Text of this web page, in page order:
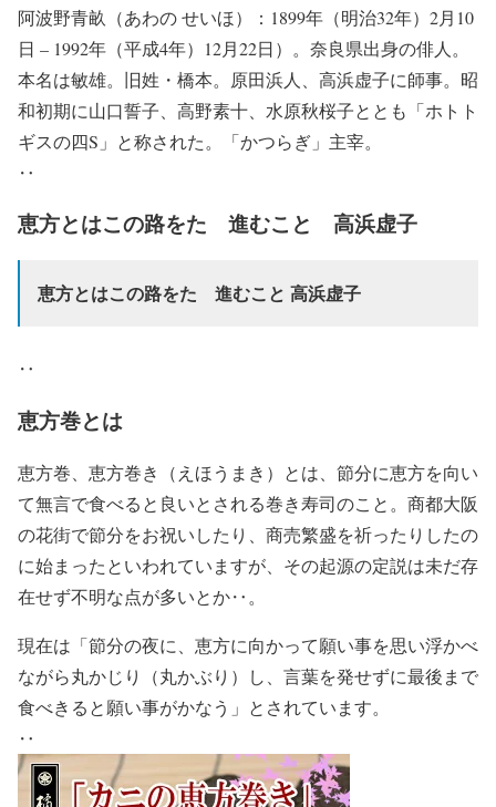
阿波野青畝（あわの せいほ）：1899年（明治32年）2月10
日 – 1992年（平成4年）12月22日）。奈良県出身の俳人。
本名は敏雄。旧姓・橋本。原田浜人、高浜虚子に師事。昭
和初期に山口誓子、高野素十、水原秋桜子ととも「ホトト
ギスの四S」と称された。「かつらぎ」主宰。
‥
恵方とはこの路をたゞ進むこと 高浜虚子
恵方とはこの路をたゞ進むこと 高浜虚子
‥
恵方巻とは
恵方巻、恵方巻き（えほうまき）とは、節分に恵方を向い
て無言で食べると良いとされる巻き寿司のこと。商都大阪
の花街で節分をお祝いしたり、商売繁盛を祈ったりしたの
に始まったといわれていますが、その起源の定説は未だ存
在せず不明な点が多いとか‥。
現在は「節分の夜に、恵方に向かって願い事を思い浮かべ
ながら丸かじり（丸かぶり）し、言葉を発せずに最後まで
食べきると願い事がかなう」とされています。
‥